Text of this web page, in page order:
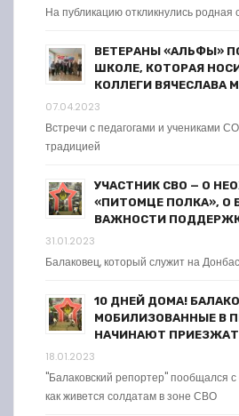
На публикацию откликнулись
ВЕТЕРАНЫ «АЛЬФЫ»
ШКОЛЕ, КОТОРАЯ
КОЛЛЕГИ ВЯЧЕСЛАВА
07.04.2023
Встречи с педагогами и учениками
традицией
УЧАСТНИК СВО — О
«ПИТОМЦЕ ПОЛКА», О
ВАЖНОСТИ
31.01.2023
Балаковец, который служит на
10 ДНЕЙ ДОМА!
МОБИЛИЗОВАННЫЕ В
НАЧИНАЮТ
18.01.2023
"Балаковский репортер" пообщался с
как живется солдатам в зоне СВО